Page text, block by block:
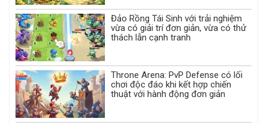
Đảo Rồng Tái Sinh với trải nghiệm
vừa có giải trí đơn giản, vừa có thử
thách lẫn cạnh tranh
Throne Arena: PvP Defense có lối
chơi độc đáo khi kết hợp chiến
thuật với hành động đơn giản